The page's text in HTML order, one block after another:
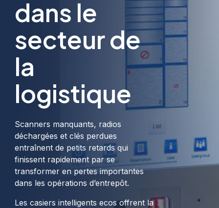
Casiers
intelligents
Gérez et
sécurisez tous
vos objets
applications
mobiles
Gérez vos clés,
objets et accès,
via ecos
application
mobile
Aperçu des produits >
systèmes soient
toujours prêts à
l'emploi
Intégrations
n'importe quelle
application
Intégration
des
employés
dans le
secteur de
la
logistique
Scanners manquants, radios
déchargées et clés perdues
entraînent de petits retards qui
finissent rapidement par se
transformer en pertes importantes
dans les opérations d’entrepôt.
Les casiers intelligents ecos offrent la